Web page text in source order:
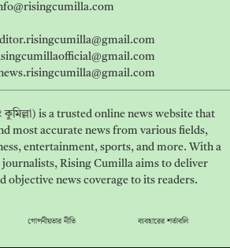
কুমিল্লা) is a trusted online news website that
most accurate news from various fields,
entertainment, sports, and more. With a
Rising Cumilla aims to deliver
objective news coverage to its readers.
গোপনীয়তার নীতি ব্যবহারের শর্তাবলি